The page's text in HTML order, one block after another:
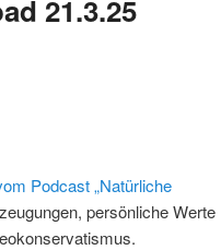
21.3.25
Podcast „Natürliche
persönliche Werte